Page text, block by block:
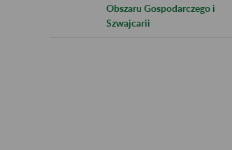
Obszaru Gospodarczego i
Szwajcarii